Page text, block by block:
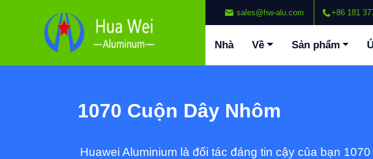
sales@hw-alu.com +86 181
Nhà Về Sản phẩm
1070 Cuộn Dây Nhôm
Huawei Aluminium là đối tác đáng tin cậy của bạn